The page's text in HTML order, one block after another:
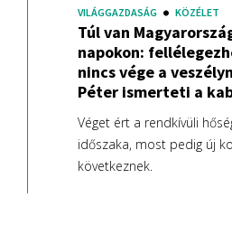
VILÁGGAZDASÁG KÖZÉLET
Túl van
napokon:
nincs vége a
Péter ismerteti a
Véget ért a rendkívüli
időszaka, most pedig új
következnek.